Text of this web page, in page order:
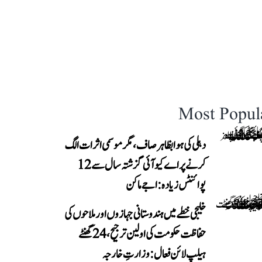
Most
دہلی کی ہوا بظاہر صاف، مگر موسمی اثرات الگ
کرنے پر اے کیو آئی گزشتہ سال سے 12
پوائنٹس زیادہ: اجے ماکن
خلیجی خطے میں ہندوستانی جہازوں اور ملاحوں کی
حفاظت حکومت کی اولین ترجیح، 24 گھنٹے
ہیلپ لائن فعال: وزارتِ خارجہ